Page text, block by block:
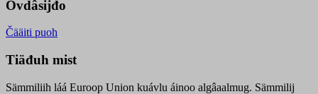
Ovdâsijđo
Čääiti puoh
Tiäđuh mist
Sämmiliih láá Euroop Union kuávlu áinoo algâaalmug. Sämmilij